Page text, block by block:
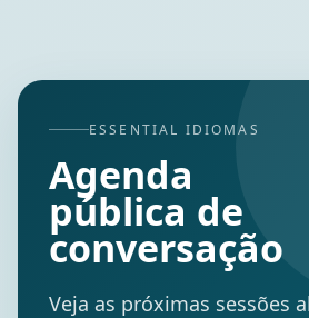
ESSENTIAL IDIOMAS
Agenda
pública de
conversação
Veja as próximas sessões